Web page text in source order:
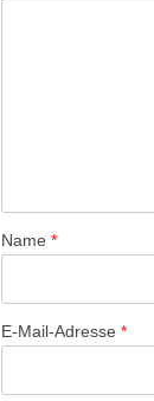
Name *
E-Mail-Adresse *